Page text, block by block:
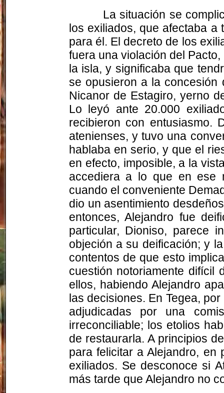
La situación se
los exiliados, que afectaba
para él. El decreto de los
fuera una violación del
la isla, y significaba que
se opusieron a la concesión
Nicanor de Estagiro, yerno
Lo leyó ante 20.000
recibieron con entusiasmo.
atenienses, y tuvo una
hablaba en serio, y que el
en efecto, imposible, a la
accediera a lo que en ese
cuando el conveniente
dio un asentimiento
entonces, Alejandro fue
particular, Dioniso, parece
objeción a su deificación; y
contentos de que esto
cuestión notoriamente difícil
ellos, habiendo Alejandro
las decisiones. En Tegea,
adjudicadas por una
irreconciliable; los etolios
de restaurarla. A principios
para felicitar a Alejandro,
exiliados. Se desconoce si
más tarde que Alejandro no